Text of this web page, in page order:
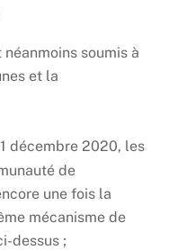
soumis à
et la
décembre 2020, les
de
une fois la
mécanisme de
dessus ;